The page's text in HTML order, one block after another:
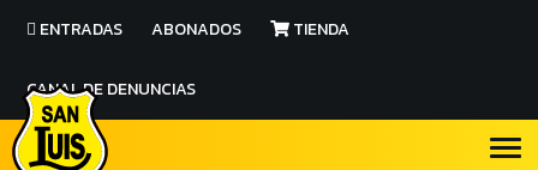
ENTRADAS ABONADOS TIENDA
CANAL DE DENUNCIAS